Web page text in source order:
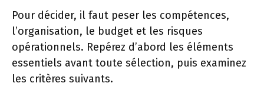
Pour décider, il faut peser les compétences,
l’organisation, le budget et les risques
opérationnels. Repérez d’abord les éléments
essentiels avant toute sélection, puis examinez
les critères suivants.